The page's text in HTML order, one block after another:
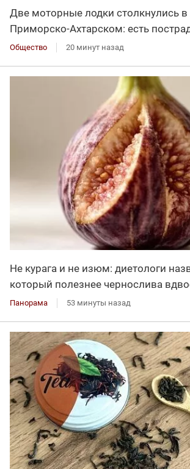
Две моторные лодки столкнулись
Приморско-Ахтарском: есть
Общество 20 минут назад
Не курага и не изюм: диетологи
который полезнее чернослива
Панорама 53 минуты назад